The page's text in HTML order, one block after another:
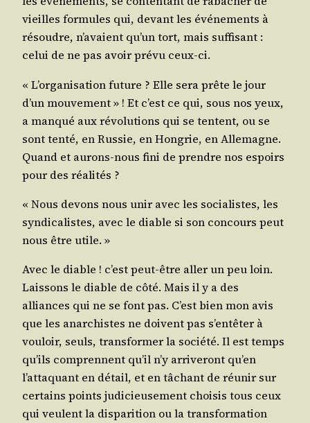
vieilles for­mules qui, devant les évé­ne­ments à
résoudre, n’avaient qu’un tort, mais suf­fi­sant :
celui de ne pas avoir pré­vu ceux-ci.
« L’organisation future ? Elle sera prête le jour
d’un mou­ve­ment » ! Et c’est ce qui, sous nos yeux,
a man­qué aux révo­lu­tions qui se tentent, ou se
sont ten­té, en Rus­sie, en Hon­grie, en Alle­magne.
Quand et aurons-nous fini de prendre nos espoirs
pour des réalités ?
« Nous devons nous unir avec les socia­listes, les
syn­di­ca­listes, avec le diable si son concours peut
nous être utile. »
Avec le diable ! c’est peut-être aller un peu loin.
Lais­sons le diable de côté. Mais il y a des
alliances qui ne se font pas. C’est bien mon avis
que les anar­chistes ne doivent pas s’entêter à
vou­loir, seuls, trans­for­mer la socié­té. Il est temps
qu’ils com­prennent qu’il n’y arri­ve­ront qu’en
l’attaquant en détail, et en tâchant de réunir sur
cer­tains points judi­cieu­se­ment choi­sis tous ceux
qui veulent la dis­pa­ri­tion ou la trans­for­ma­tion